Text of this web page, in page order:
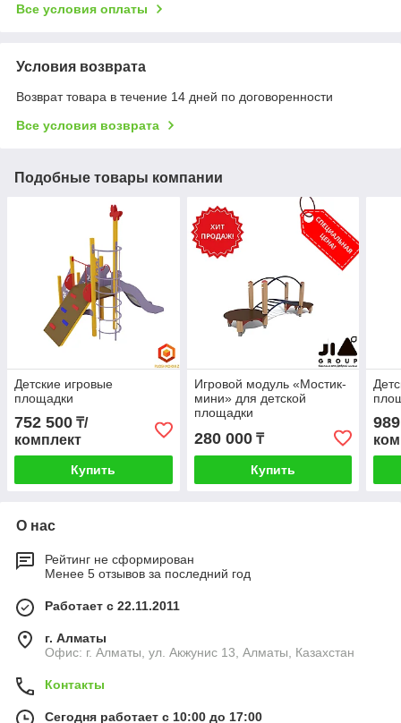
Все условия оплаты
Условия возврата
Возврат товара в течение 14 дней по договоренности
Все условия возврата
Подобные товары компании
Детские игровые
площадки
752 500 ₸/
комплект
Купить
Игровой модуль «Мостик-
мини» для детской
площадки
280 000₸
Купить
О нас
Рейтинг не сформирован
Менее 5 отзывов за последний год
Работает с 22.11.2011
г. Алматы
Офис: г. Алматы, ул. Акжунис 13, Алматы, Казахстан
Контакты
Сегодня работает с 10:00 до 17:00